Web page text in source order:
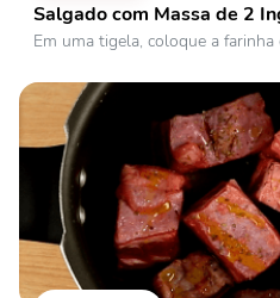
Salgado com Massa de 2
Em uma tigela, coloque a